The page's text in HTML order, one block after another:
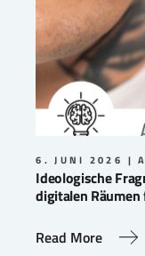
6. JUNI 2026
Ideologische
digitalen
Read More